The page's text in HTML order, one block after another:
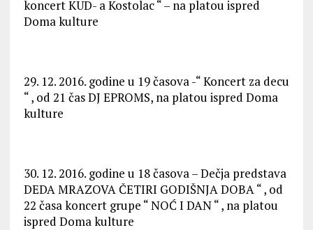
koncert KUD- a Kostolac “ – na platou ispred
Doma kulture
29. 12. 2016. godine u 19 časova -“ Koncert za decu
“ , od 21 čas DJ EPROMS, na platou ispred Doma
kulture
30. 12. 2016. godine u 18 časova – Dečja predstava
DEDA MRAZOVA ČETIRI GODIŠNJA DOBA “ , od
22 časa koncert grupe “ NOĆ I DAN “ , na platou
ispred Doma kulture